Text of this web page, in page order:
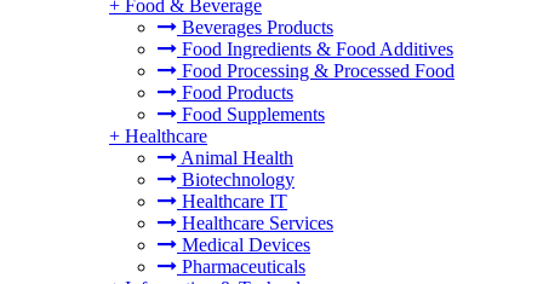
+ Food & Beverage
Beverages Products
Food Ingredients & Food Additives
Food Processing & Processed Food
Food Products
Food Supplements
+ Healthcare
Animal Health
Biotechnology
Healthcare IT
Healthcare Services
Medical Devices
Pharmaceuticals